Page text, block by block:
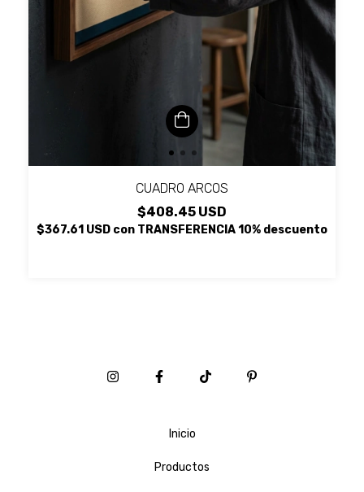
CUADRO ARCOS
$408.45 USD
$367.61 USD con TRANSFERENCIA 10% descuento
Inicio
Productos